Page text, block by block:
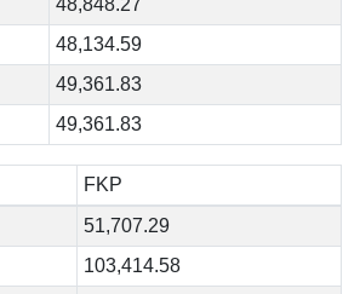
48,848.27
48,134.59
49,361.83
49,361.83
FKP
51,707.29
103,414.58